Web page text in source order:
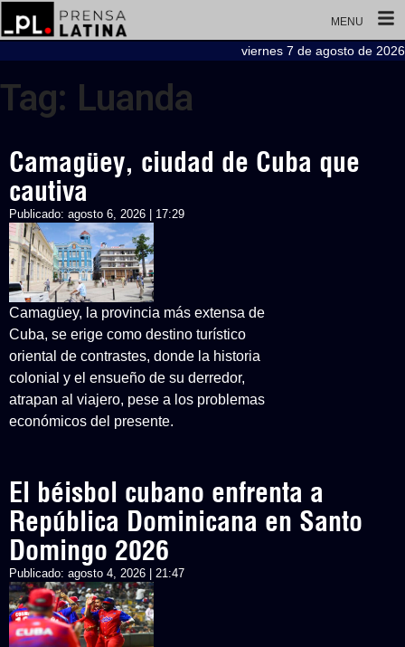
MENU
viernes 7 de agosto de 2026
Tag: Luanda
Camagüey, ciudad de Cuba que
cautiva
Publicado: agosto 6, 2026 | 17:29
Camagüey, la provincia más extensa de
Cuba, se erige como destino turístico
oriental de contrastes, donde la historia
colonial y el ensueño de su derredor,
atrapan al viajero, pese a los problemas
económicos del presente.
El béisbol cubano enfrenta a
República Dominicana en Santo
Domingo 2026
Publicado: agosto 4, 2026 | 21:47